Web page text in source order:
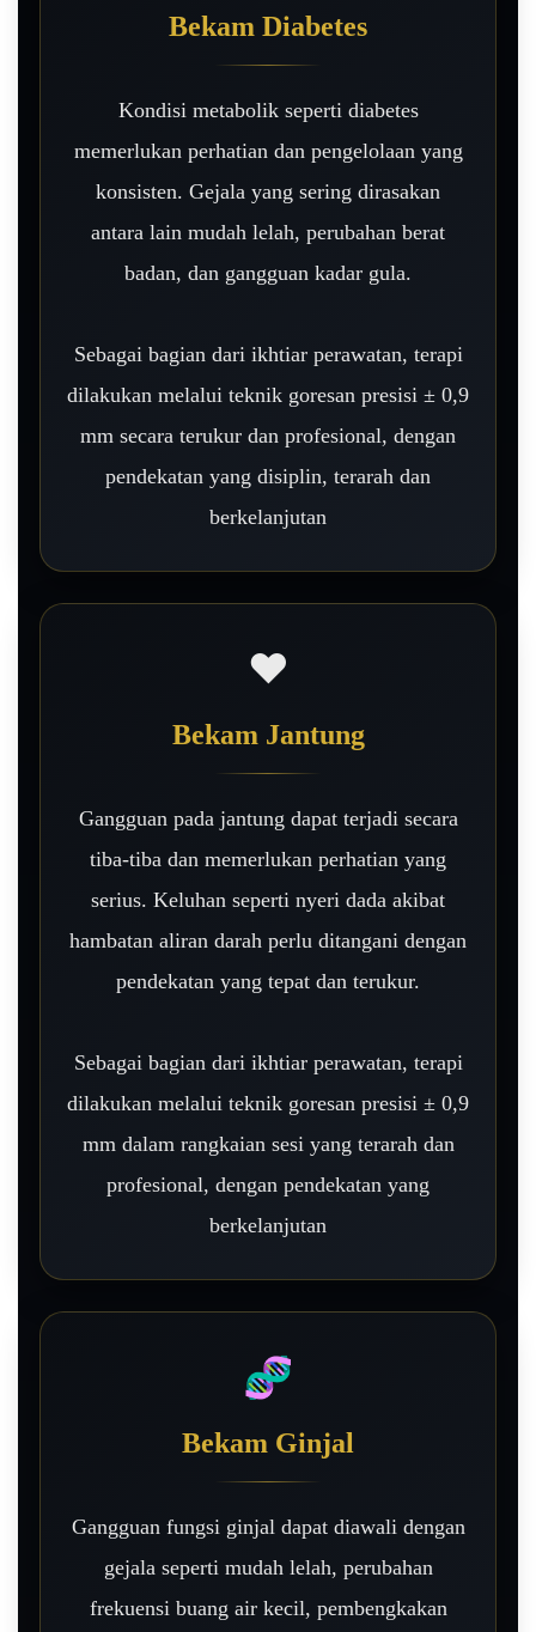
Bekam Diabetes
Kondisi metabolik seperti diabetes
memerlukan perhatian dan pengelolaan yang
konsisten. Gejala yang sering dirasakan
antara lain mudah lelah, perubahan berat
badan, dan gangguan kadar gula.
Sebagai bagian dari ikhtiar perawatan, terapi
dilakukan melalui teknik goresan presisi ± 0,9
mm secara terukur dan profesional, dengan
pendekatan yang disiplin, terarah dan
berkelanjutan
❤️
Bekam Jantung
Gangguan pada jantung dapat terjadi secara
tiba-tiba dan memerlukan perhatian yang
serius. Keluhan seperti nyeri dada akibat
hambatan aliran darah perlu ditangani dengan
pendekatan yang tepat dan terukur.
Sebagai bagian dari ikhtiar perawatan, terapi
dilakukan melalui teknik goresan presisi ± 0,9
mm dalam rangkaian sesi yang terarah dan
profesional, dengan pendekatan yang
berkelanjutan
🧬
Bekam Ginjal
Gangguan fungsi ginjal dapat diawali dengan
gejala seperti mudah lelah, perubahan
frekuensi buang air kecil, pembengkakan